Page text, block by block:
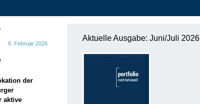
6. Februar 2026
der
aktive
Aktuelle Ausgabe: Juni/Juli 2026